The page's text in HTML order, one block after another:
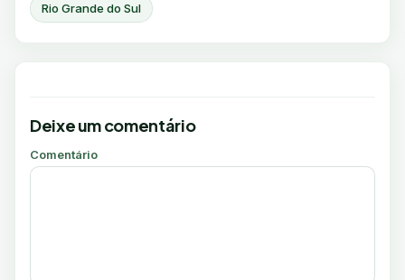
Rio Grande do Sul
Deixe um comentário
Comentário